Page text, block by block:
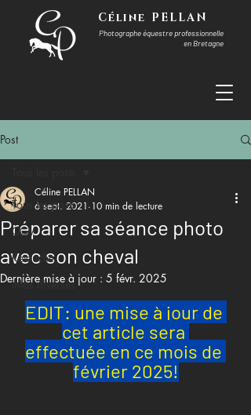
Céline PELLAN
Photographe équestre professionnelle
en Bretagne
Post
Tous les posts
CGV
Retouche
Infos diverses
Préparer sa séance photo
avec son cheval
Céline PELLAN
6 sept. 2021 10 min de lecture
Dernière mise à jour : 5 févr. 2025
EDIT: une mise à jour de
cet article sera
effectuée en ce mois de
février 2025!